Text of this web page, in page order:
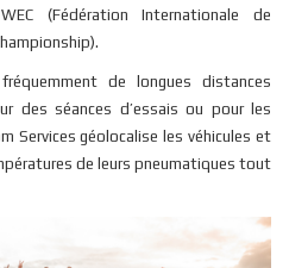
(Fédération Internationale de
de longues distances
des séances d’essais ou pour les
Services géolocalise les véhicules et
de leurs pneumatiques tout